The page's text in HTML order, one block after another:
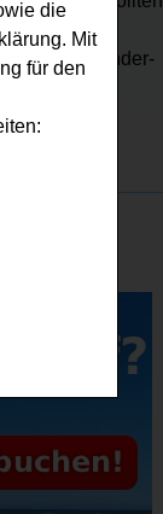
die
Mit
für den